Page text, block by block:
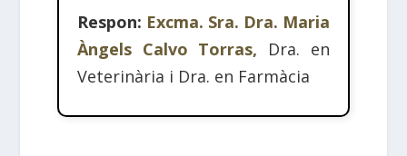
Respon: Excma. Sra. Dra. Maria
Àngels Calvo Torras, Dra. en
Veterinària i Dra. en Farmàcia